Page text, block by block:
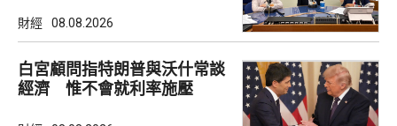
財經 08.08.2026
白宮顧問指特朗普與沃什常談
經濟 惟不會就利率施壓